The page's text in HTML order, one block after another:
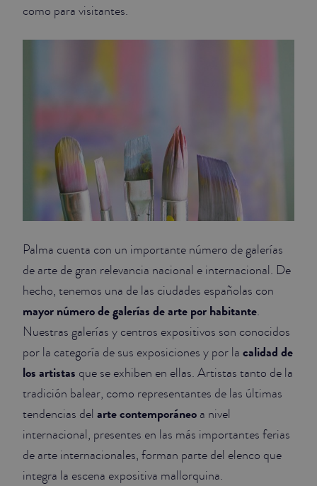
como para visitantes.
Palma cuenta con un importante número de galerías
de arte de gran relevancia nacional e internacional. De
hecho, tenemos una de las ciudades españolas con
mayor número de galerías de arte por habitante.
Nuestras galerías y centros expositivos son conocidos
por la categoría de sus exposiciones y por la calidad de
los artistas que se exhiben en ellas. Artistas tanto de la
tradición balear, como representantes de las últimas
tendencias del arte contemporáneo a nivel
internacional, presentes en las más importantes ferias
de arte internacionales, forman parte del elenco que
integra la escena expositiva mallorquina.